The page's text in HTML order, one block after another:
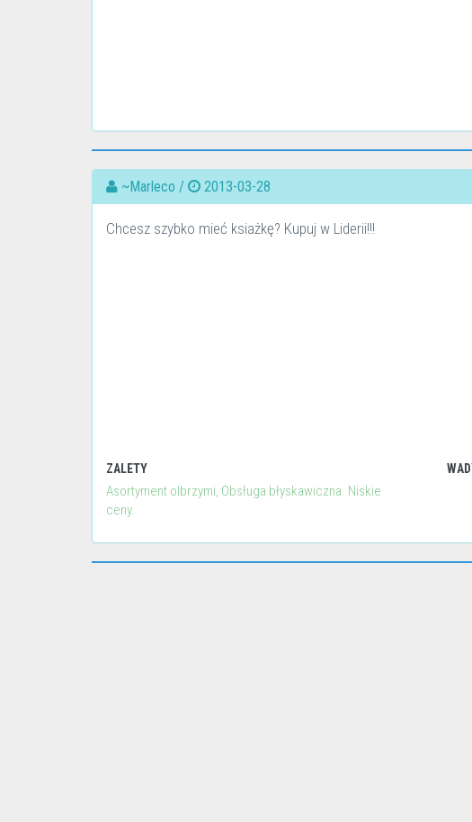
~Marleco / 2013-03-28
Chcesz szybko mieć ksiażkę? Kupuj w Liderii!!!
ZALETY
Asortyment olbrzymi, Obsługa błyskawiczna. Niskie
ceny.